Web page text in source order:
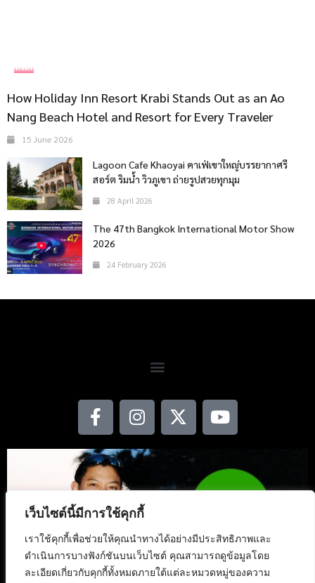
เว็บไซต์นี้มีการใช้คุกกี้
เราใช้คุกกี้เพื่อช่วยให้คุณนำทางได้อย่างมีประสิทธิภาพและ
ดำเนินการบางฟังก์ชันบนเว็บไซต์ คุณสามารถดูข้อมูลโดย
ละเอียดเกี่ยวกับคุกกี้ทั้งหมดภายใต้แต่ละหมวดหมู่ของความ
ที่พัก
How Holiday Inn Resort Krabi Stands Out as an Ao
Nang Beach Hotel and Resort for Every Traveler
15 June 2026
Lagoon Cafe Khaoyai คาเฟ่เขาใหญ่บรรยากาศรี
สอร์ต ริมน้ำ วิวภูเขา ถ่ายรูปสวยทุกมุม
28 April 2026
The 47th Bangkok International Motor Show
2026
24 February 2026